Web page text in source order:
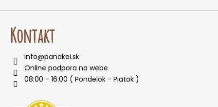
Kontakt
info@panakei.sk
Online podpora na webe
08:00 - 16:00 ( Pondelok - Piatok )